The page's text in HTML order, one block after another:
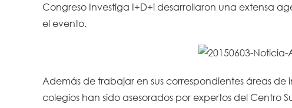
Congreso Investiga I+D+i desarrollaron una extensa
el evento.
Además de trabajar en sus correspondientes áreas
colegios han sido asesorados por expertos del Centro